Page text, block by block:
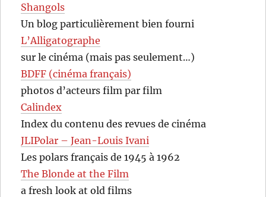
Shangols
Un blog particulièrement bien fourni
L’Alligatographe
sur le cinéma (mais pas seulement…)
BDFF (cinéma français)
photos d’acteurs film par film
Calindex
Index du contenu des revues de cinéma
JLIPolar – Jean-Louis Ivani
Les polars français de 1945 à 1962
The Blonde at the Film
a fresh look at old films